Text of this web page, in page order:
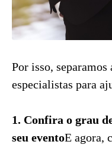
Por isso, separamos
especialistas para
1. Confira o grau
seu eventoE agora,